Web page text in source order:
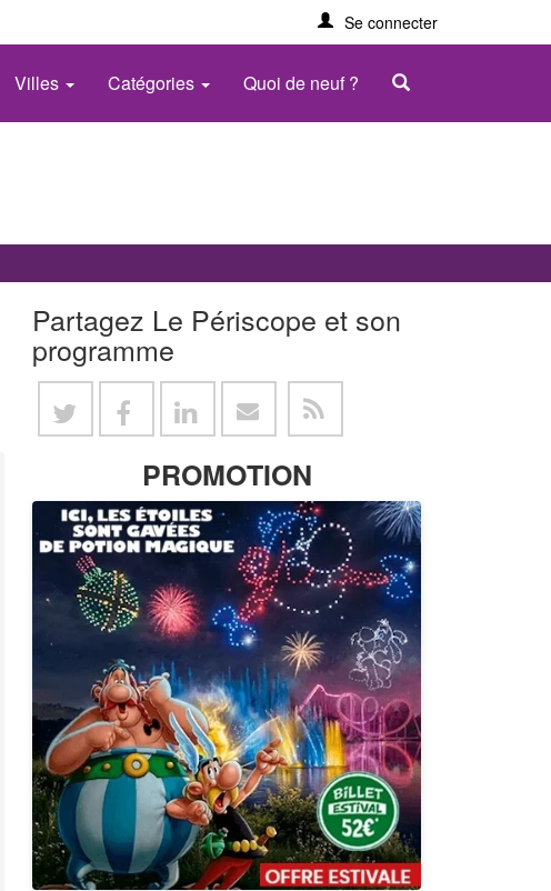
Se connecter
Villes Catégories Quoi de neuf ?
Partagez Le Périscope et son
programme
PROMOTION